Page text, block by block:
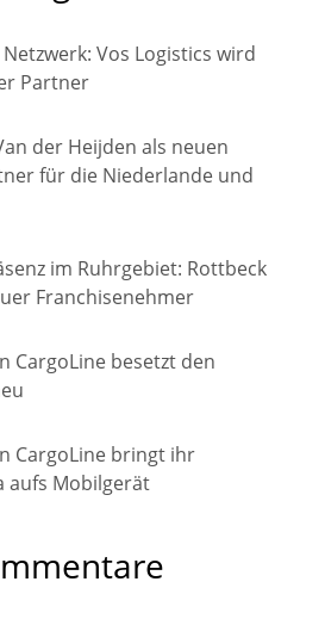
Vos Logistics wird
Partner
der Heijden als neuen
für die Niederlande und
im Ruhrgebiet: Rottbeck
Franchisenehmer
CargoLine besetzt den
CargoLine bringt ihr
aufs Mobilgerät